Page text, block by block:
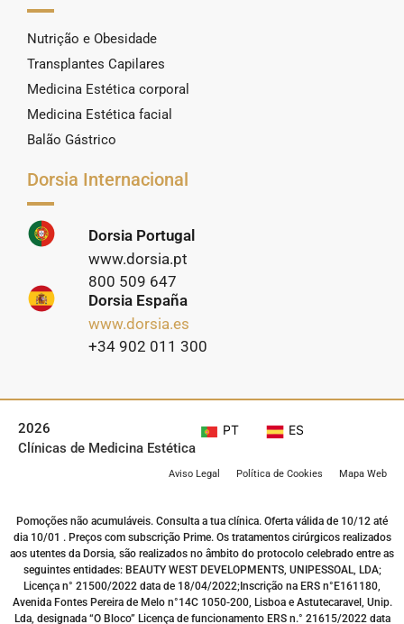
Nutrição e Obesidade
Transplantes Capilares
Medicina Estética corporal
Medicina Estética facial
Balão Gástrico
Dorsia Internacional
Dorsia Portugal
www.dorsia.pt
800 509 647
Dorsia España
www.dorsia.es
+34 902 011 300
2026
Clínicas de Medicina Estética
PT ES
Aviso Legal Política de Cookies Mapa Web
Pomoções não acumuláveis. Consulta a tua clínica. Oferta válida de 10/12 até
dia 10/01 . Preços com subscrição Prime. Os tratamentos cirúrgicos realizados
aos utentes da Dorsia, são realizados no âmbito do protocolo celebrado entre as
seguintes entidades: BEAUTY WEST DEVELOPMENTS, UNIPESSOAL, LDA;
Licença n° 21500/2022 data de 18/04/2022;Inscrição na ERS n°E161180,
Avenida Fontes Pereira de Melo n°14C 1050-200, Lisboa e Astutecaravel, Unip.
Lda, designada “O Bloco” Licença de funcionamento ERS n.° 21615/2022 data